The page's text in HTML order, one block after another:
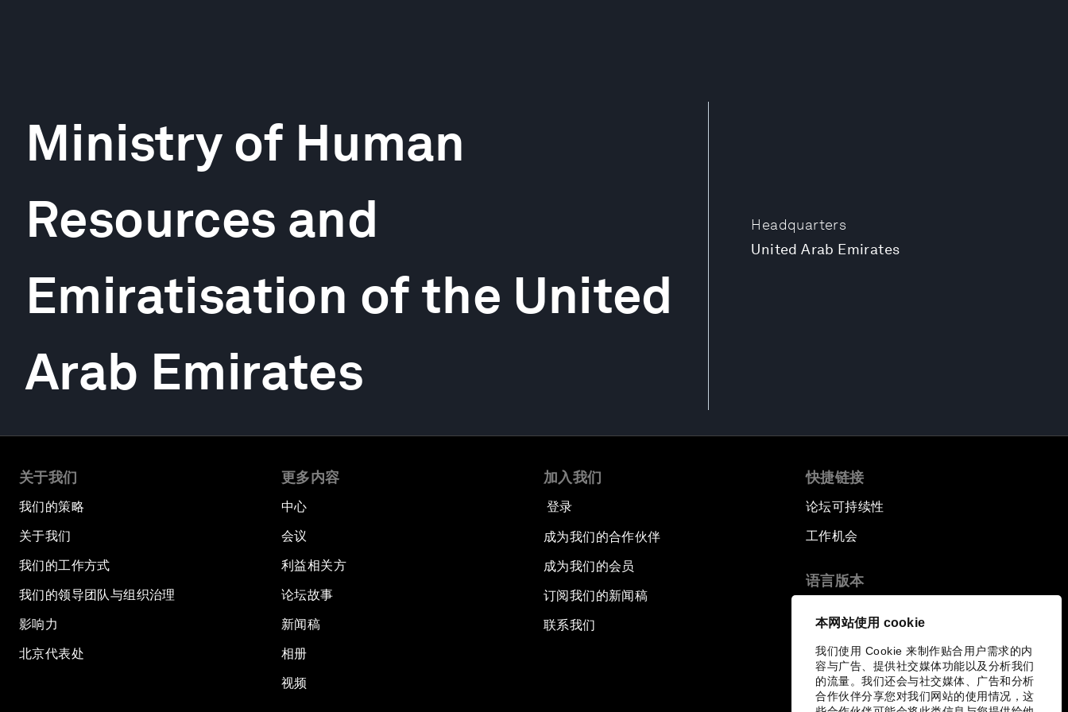
本网站使用 cookie
我们使用 Cookie 来制作贴合用户需求的内
容与广告、提供社交媒体功能以及分析我们
的流量。我们还会与社交媒体、广告和分析
合作伙伴分享您对我们网站的使用情况，这
Headquarters
United Arab Emirates
Ministry of Human
Resources and
Emiratisation of the United
Arab Emirates
关于我们
我们的策略
关于我们
我们的工作方式
我们的领导团队与组织治理
影响力
北京代表处
更多内容
中心
会议
利益相关方
论坛故事
新闻稿
相册
视频
加入我们
登录
成为我们的合作伙伴
成为我们的会员
订阅我们的新闻稿
联系我们
快捷链接
论坛可持续性
工作机会
语言版本